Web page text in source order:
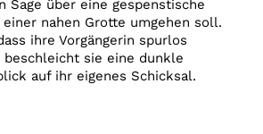
Sage über eine gespenstische
nahen Grotte umgehen soll.
ihre Vorgängerin spurlos
sie eine dunkle
auf ihr eigenes Schicksal.